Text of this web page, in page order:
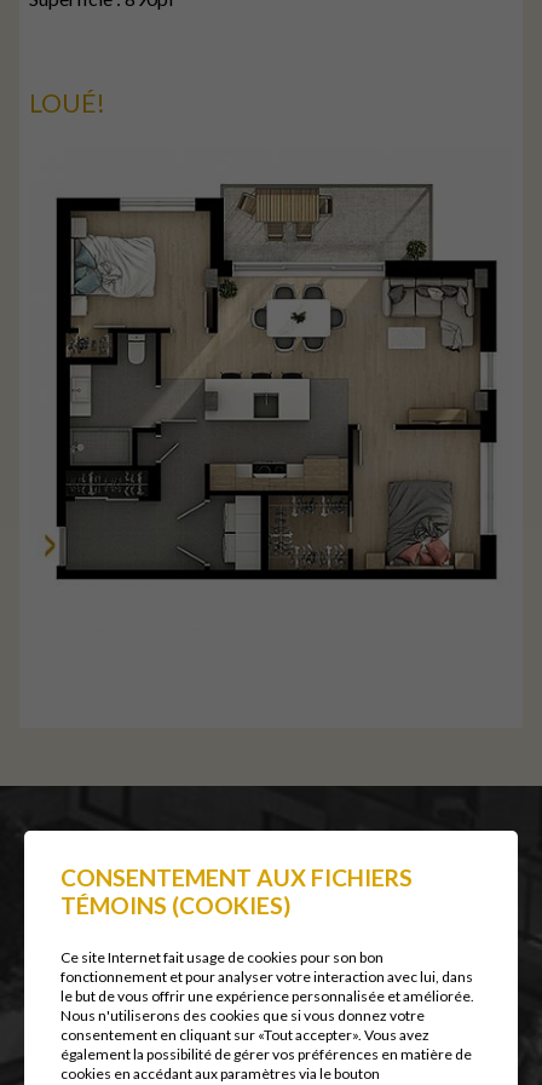
LOUÉ!
VUE Condos Locatifs
Spécifications
À proximité
Album photo
Contact
Conditions d'utilisation et
CONSENTEMENT AUX FICHIERS
TÉMOINS (COOKIES)
Ce site Internet fait usage de cookies pour son bon
fonctionnement et pour analyser votre interaction avec lui, dans
le but de vous offrir une expérience personnalisée et améliorée.
Nous n'utiliserons des cookies que si vous donnez votre
consentement en cliquant sur «Tout accepter». Vous avez
également la possibilité de gérer vos préférences en matière de
cookies en accédant aux paramètres via le bouton